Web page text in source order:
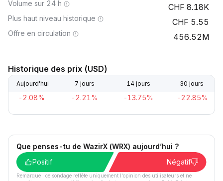
Volume sur 24 h 8.18K
Plus haut niveau historique 5.55
Offre en circulation 456.52M
Historique des prix (USD)
Aujourd'hui 7 jours 14 jours 30 jours
-2.08% -2.21% -13.75% -22.85%
Que penses-tu de WazirX (WRX) aujourd’hui ?
Positif
Négatif
Remarque : ce sondage reflète uniquement l'opinion des utilisateurs et ne